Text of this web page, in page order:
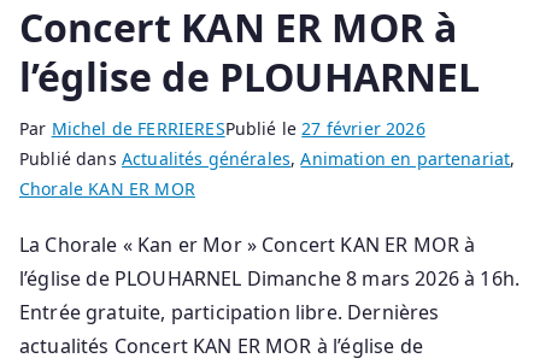
Concert KAN ER MOR à
l’église de PLOUHARNEL
Par Michel de FERRIERESPublié le27 février 2026
Publié dans Actualités générales,Animation en partenariat,
Chorale KAN ER MOR
La Chorale « Kan er Mor » Concert KAN ER MOR à
l’église de PLOUHARNEL Dimanche 8 mars 2026 à 16h.
Entrée gratuite, participation libre. Dernières
actualités Concert KAN ER MOR à l’église de